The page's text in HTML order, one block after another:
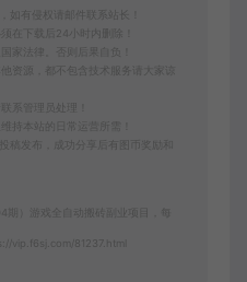
如有侵权请邮件联系站长！
在下载后24小时内删除！
家法律。否则后果自负！
资源，都不包含技术服务请大家谅
系管理员处理！
持本站的日常运营所需！
稿发布，成功分享后有图币奖励和
期）游戏全自动搬砖副业项目，每
vip.f6sj.com/81237.html